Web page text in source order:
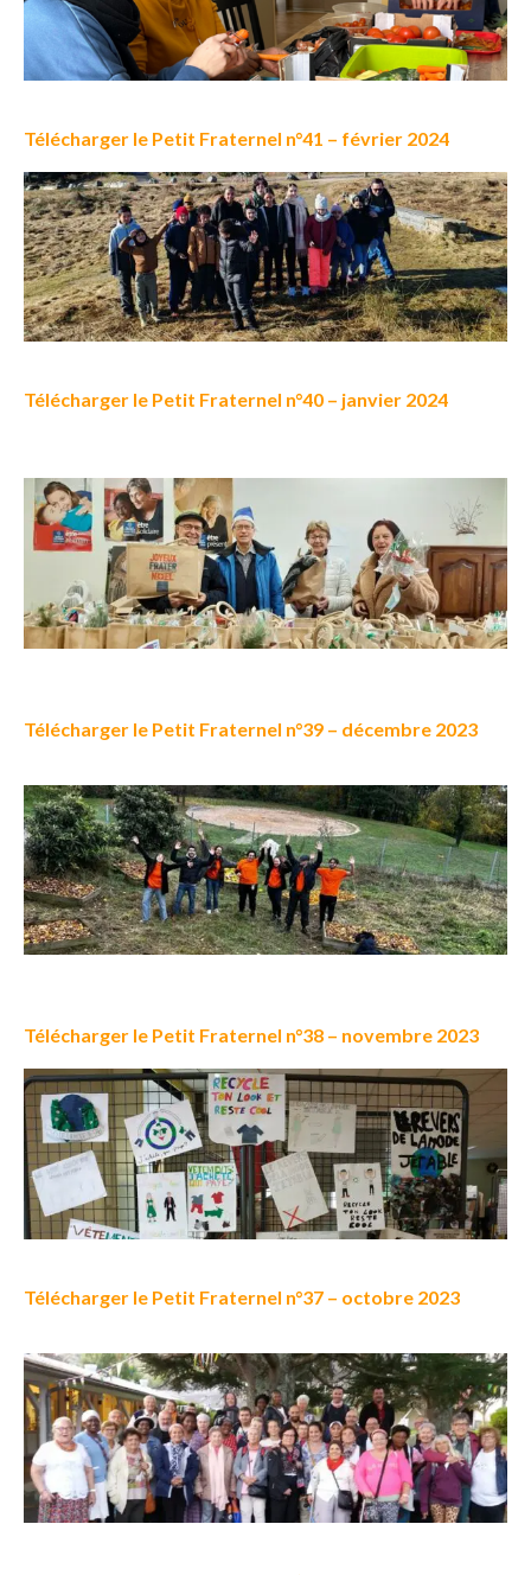
Télécharger le Petit Fraternel n°41 – février 2024
Télécharger le Petit Fraternel n°40 – janvier 2024
Télécharger le Petit Fraternel n°39 – décembre 2023
Télécharger le Petit Fraternel n°38 – novembre 2023
Télécharger le Petit Fraternel n°37 – octobre 2023